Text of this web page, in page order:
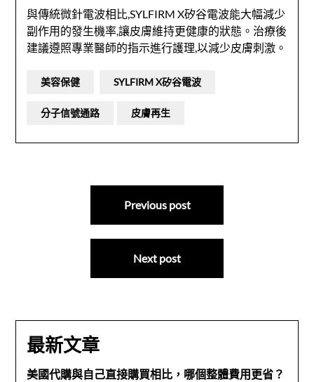
與傳統微針電波相比,SYLFIRM X矽谷電波能大幅減少
副作用的發生機率,讓皮膚維持更健康的狀態。治療後
建議遵照專業醫師的指示進行護理,以減少皮膚刺激。
美容保健 SYLFIRM X矽谷電波
分子信號通路 皮膚再生
Previous post
Next post
最新文章
美國代購與自己直接購買相比，哪個整體費用更省？